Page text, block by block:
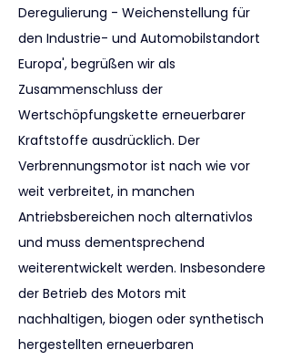
Deregulierung - Weichenstellung für
den Industrie- und Automobilstandort
Europa', begrüßen wir als
Zusammenschluss der
Wertschöpfungskette erneuerbarer
Kraftstoffe ausdrücklich. Der
Verbrennungsmotor ist nach wie vor
weit verbreitet, in manchen
Antriebsbereichen noch alternativlos
und muss dementsprechend
weiterentwickelt werden. Insbesondere
der Betrieb des Motors mit
nachhaltigen, biogen oder synthetisch
hergestellten erneuerbaren